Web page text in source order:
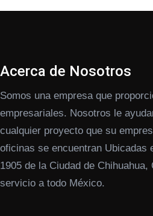
Acerca de Nosotros
Somos una empresa que
empresariales. Nosotros le
cualquier proyecto que su
oficinas se encuentran Ubicadas
1905 de la Ciudad de Chihuahua,
servicio a todo México.